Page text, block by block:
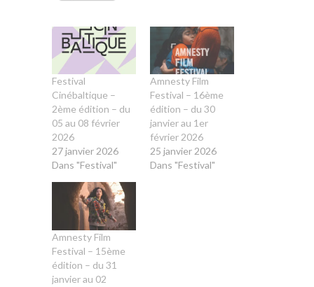
Festival
Cinébaltique –
2ème édition – du
05 au 08 février
2026
27 janvier 2026
Dans "Festival"
Amnesty Film
Festival – 16ème
édition – du 30
janvier au 1er
février 2026
25 janvier 2026
Dans "Festival"
Amnesty Film
Festival – 15ème
édition – du 31
janvier au 02